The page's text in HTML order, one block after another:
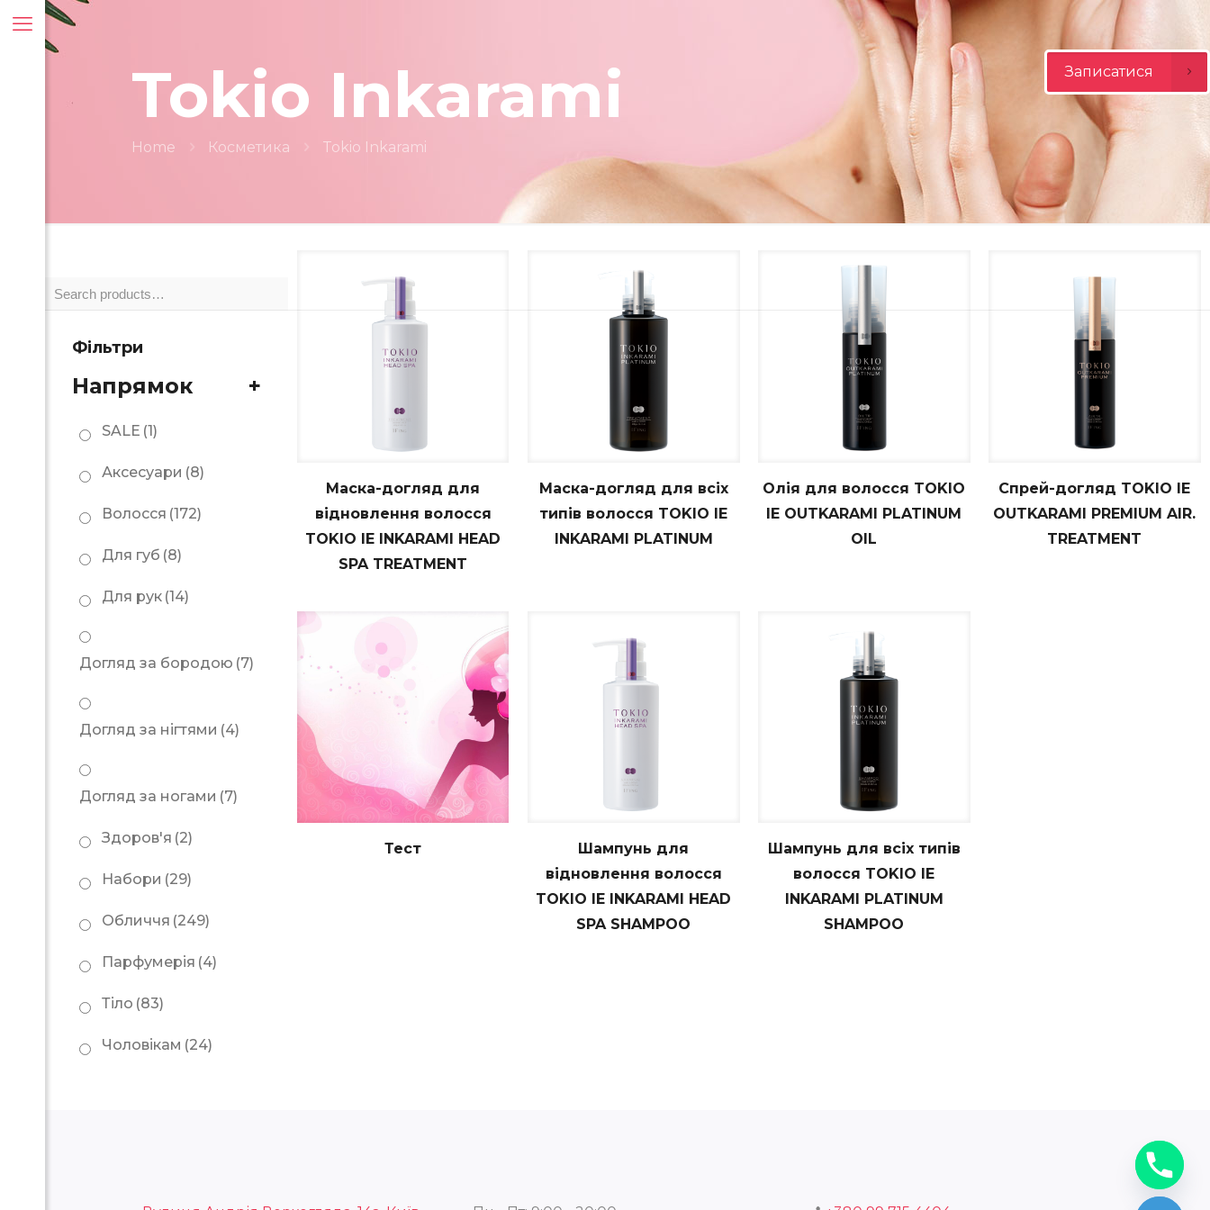
Tokio Inkarami
Home Косметика Tokio Inkarami
Фільтри
Напрямок +
SALE (1)
Аксесуари (8)
Волосся (172)
Для губ (8)
Для рук (14)
Догляд за бородою (7)
Догляд за нігтями (4)
Догляд за ногами (7)
Здоров'я (2)
Набори (29)
Обличчя (249)
Парфумерія (4)
Тіло (83)
Чоловікам (24)
Маска-догляд для
відновлення волосся
TOKIO IE INKARAMI HEAD
SPA TREATMENT
Маска-догляд для всіх
типів волосся TOKIO IE
INKARAMI PLATINUM
Олія для волосся TOKIO
IE OUTKARAMI PLATINUM
OIL
Спрей-догляд TOKIO IE
OUTKARAMI PREMIUM AIR.
TREATMENT
Тест
Шампунь для
відновлення волосся
TOKIO IE INKARAMI HEAD
SPA SHAMPOO
Шампунь для всіх типів
волосся TOKIO IE
INKARAMI PLATINUM
SHAMPOO
Шампунь для всіх типів волосся TOKIO IE INKARAMI
Замовити
Записатися